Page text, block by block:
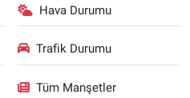
Hava Durumu
Trafik Durumu
Tüm Manşetler